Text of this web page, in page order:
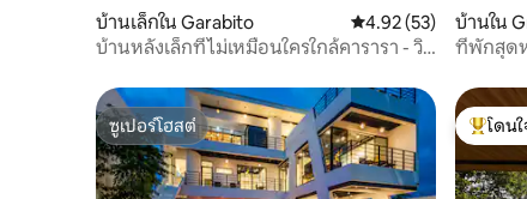
บ้านเล็กใน Garabito คะแนนเฉลี่ย 4.92 จาก
4.92 (53)
บ้านหลังเล็กที่ไม่เหมือนใครใกล้คารารา - วิว
บ้านใน
ที่พักสุดห
ซูเปอร์โฮสต์
ซูเปอร์โฮสต์
โดนใจ
โดน